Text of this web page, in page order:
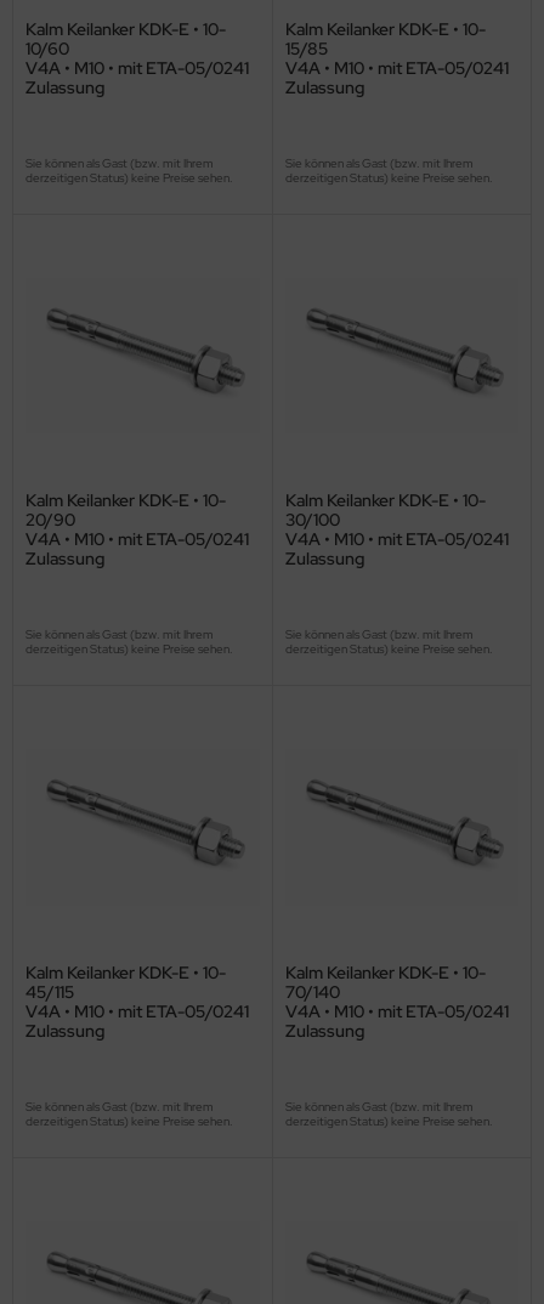
Kalm Keilanker KDK-E • 10-
10/60
V4A • M10 • mit ETA-05/0241
Zulassung
Sie können als Gast (bzw. mit Ihrem
derzeitigen Status) keine Preise sehen.
Kalm Keilanker KDK-E • 10-
15/85
V4A • M10 • mit ETA-05/0241
Zulassung
Sie können als Gast (bzw. mit Ihrem
derzeitigen Status) keine Preise sehen.
Kalm Keilanker KDK-E • 10-
20/90
V4A • M10 • mit ETA-05/0241
Zulassung
Sie können als Gast (bzw. mit Ihrem
derzeitigen Status) keine Preise sehen.
Kalm Keilanker KDK-E • 10-
30/100
V4A • M10 • mit ETA-05/0241
Zulassung
Sie können als Gast (bzw. mit Ihrem
derzeitigen Status) keine Preise sehen.
Kalm Keilanker KDK-E • 10-
45/115
V4A • M10 • mit ETA-05/0241
Zulassung
Sie können als Gast (bzw. mit Ihrem
derzeitigen Status) keine Preise sehen.
Kalm Keilanker KDK-E • 10-
70/140
V4A • M10 • mit ETA-05/0241
Zulassung
Sie können als Gast (bzw. mit Ihrem
derzeitigen Status) keine Preise sehen.